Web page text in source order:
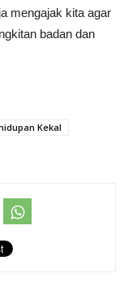
mengajak kita agar
badan dan
Kekal